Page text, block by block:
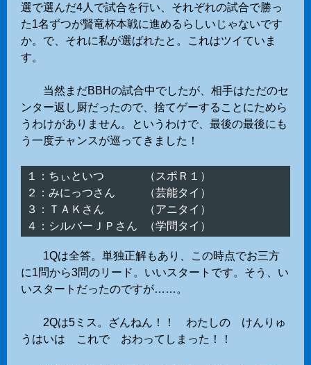
選で選んだ4人で試合を行い、それぞれの試合で勝っ
た1名ずつが賢竜杯本戦に進めるらしいじゃないです
か。で、それに私が選ばれたと。これはツイていま
す。
当然まだBBHの試合中でしたが、相手はただのセ
ンター返し厨だったので、捨てゲーすることにためら
うわけがありません。というわけで、最後の最後にも
う一度チャンスが巡ってきました！
１：ちぃといつ　　　 （スポＲ１）
２：みにっつさん　　 （芸能タイ）
３：ＴＡＫさん　　　 （アニタイ）
1Qは全答。単独正解もあり、この時点でお三方
に1問から3問のリード。いいスタートです。そう、い
いスタートだったのですが……。
2Qは5ミス。ざんねん！！ わたしの けんりゅ
うはいは これで おわってしまった！！